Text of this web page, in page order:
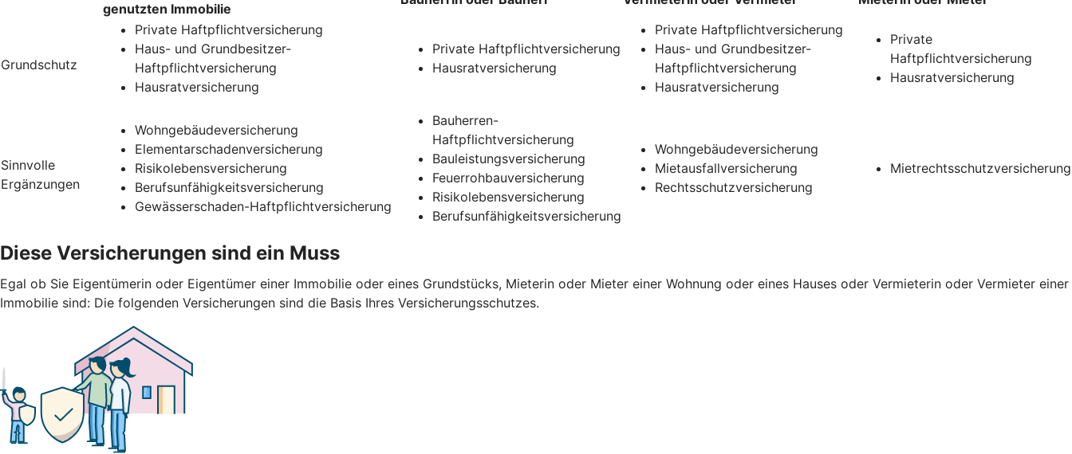
genutzten Immobilie
Grundschutz
Private Haftpflichtversicherung
Haus- und Grundbesitzer-
Haftpflichtversicherung
Hausratversicherung
Private Haftpflichtversicherung
Hausratversicherung
Private Haftpflichtversicherung
Haus- und Grundbesitzer-
Haftpflichtversicherung
Hausratversicherung
Private
Haftpflichtversicherung
Hausratversicherung
Sinnvolle
Ergänzungen
Wohngebäudeversicherung
Elementarschadenversicherung
Risikolebensversicherung
Berufsunfähigkeitsversicherung
Gewässerschaden-Haftpflichtversicherung
Bauherren-
Haftpflichtversicherung
Bauleistungsversicherung
Feuerrohbauversicherung
Risikolebensversicherung
Berufsunfähigkeitsversicherung
Wohngebäudeversicherung
Mietausfallversicherung
Rechtsschutzversicherung
Mietrechtsschutzversicherung
Diese Versicherungen sind ein Muss
Egal ob Sie Eigentümerin oder Eigentümer einer Immobilie oder eines Grundstücks, Mieterin oder Mieter einer Wohnung oder eines Hauses oder Vermieterin oder Vermieter einer
Immobilie sind: Die folgenden Versicherungen sind die Basis Ihres Versicherungsschutzes.